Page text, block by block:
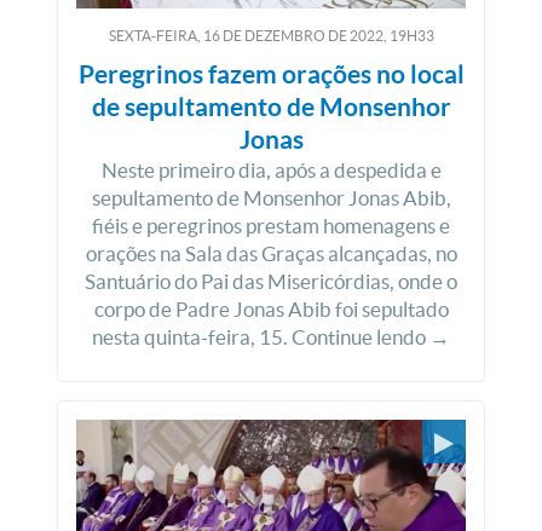
SEXTA-FEIRA, 16DEDEZEMBRO DE2022, 19H33
Peregrinos fazem orações no local
de sepultamento de Monsenhor
Jonas
Neste primeiro dia, após a despedida e
sepultamento de Monsenhor Jonas Abib,
fiéis e peregrinos prestam homenagens e
orações na Sala das Graças alcançadas, no
Santuário do Pai das Misericórdias, onde o
corpo de Padre Jonas Abib foi sepultado
nesta quinta-feira, 15. Continue lendo →